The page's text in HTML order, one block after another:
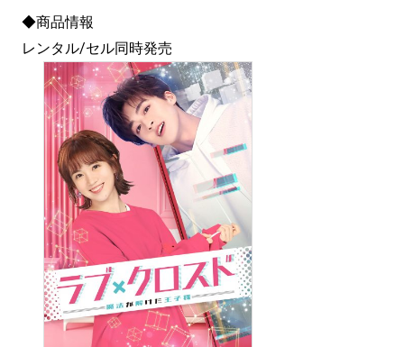
◆商品情報
レンタル/セル同時発売